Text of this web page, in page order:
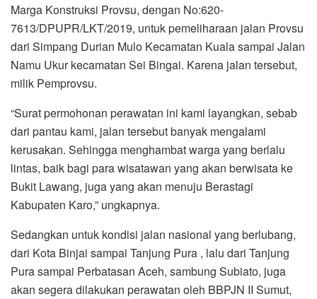
Marga Konstruksi Provsu, dengan No:620-
7613/DPUPR/LKT/2019, untuk pemeliharaan jalan Provsu
dari Simpang Durian Mulo Kecamatan Kuala sampai Jalan
Namu Ukur kecamatan Sei Bingai. Karena jalan tersebut,
milik Pemprovsu.
“Surat permohonan perawatan ini kami layangkan, sebab
dari pantau kami, jalan tersebut banyak mengalami
kerusakan. Sehingga menghambat warga yang berlalu
lintas, baik bagi para wisatawan yang akan berwisata ke
Bukit Lawang, juga yang akan menuju Berastagi
Kabupaten Karo,” ungkapnya.
Sedangkan untuk kondisi jalan nasional yang berlubang,
dari Kota Binjai sampai Tanjung Pura , lalu dari Tanjung
Pura sampai Perbatasan Aceh, sambung Subiato, juga
akan segera dilakukan perawatan oleh BBPJN II Sumut,